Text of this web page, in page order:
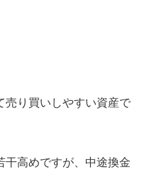
売り買いしやすい資産で
干高めですが、中途換金